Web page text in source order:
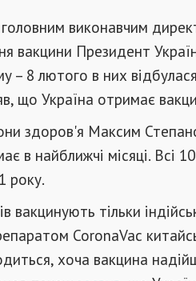
виконавчим
вакцини Президент
– 8 лютого в них
що Україна отримає
здоров'я Максим
в найближчі місяці. Всі
року.
вакцинують тільки
CoronaVac
хоча вакцина